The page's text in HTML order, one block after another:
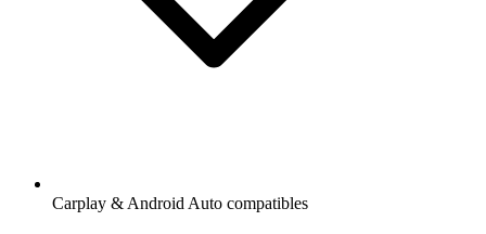
Carplay & Android Auto compatibles